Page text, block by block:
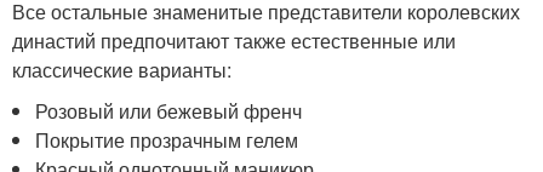
Все остальные знаменитые представители королевских
династий предпочитают также естественные или
классические варианты:
Розовый или бежевый френч
Покрытие прозрачным гелем